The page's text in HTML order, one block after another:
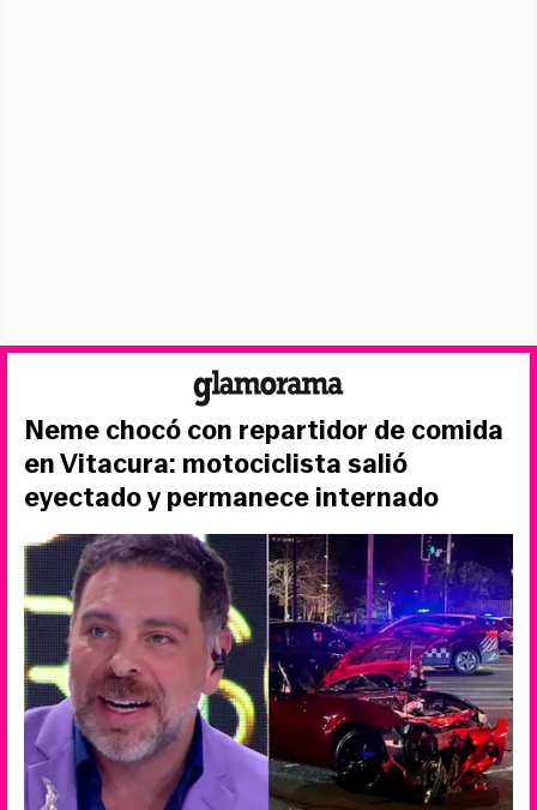
Neme chocó con repartidor de comida
en Vitacura: motociclista salió
eyectado y permanece internado